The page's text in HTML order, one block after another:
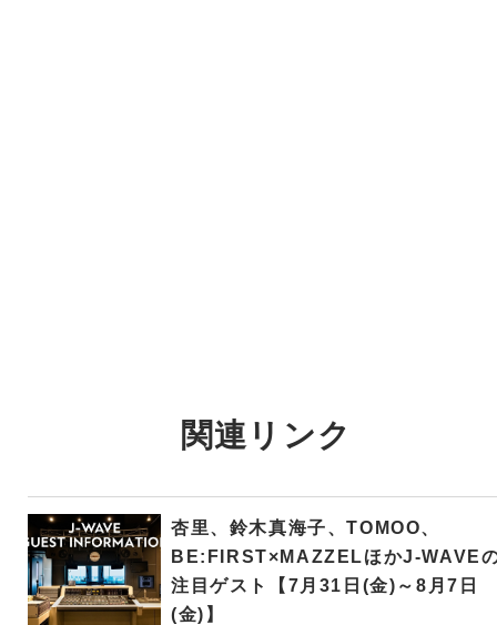
関連リンク
杏里、鈴木真海子、TOMOO、
BE:FIRST×MAZZELほかJ-WAVE
注目ゲスト【7月31日(金)～8月7日
(金)】